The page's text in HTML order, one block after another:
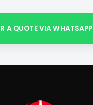
A QUOTE VIA WHATSAPP